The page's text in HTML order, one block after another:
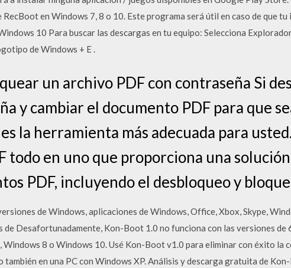
en Windows 7, 8 o 10. Este programa será útil en caso de que
10 Para buscar las descargas en tu equipo: Selecciona
de Windows + E .
un archivo PDF con contraseña Si
y cambiar el documento PDF para que
la herramienta más adecuada para
todo en uno que proporciona una
PDF, incluyendo el desbloqueo y
de Windows, aplicaciones de Windows, Office, Xbox, Skype,
de Desafortunadamente, Kon-Boot 1.0 no funciona con las versiones de
Windows 8 o Windows 10. Usé Kon-Boot v1.0 para eliminar con éxito la
también en una PC con Windows XP. Análisis y descarga gratuita de